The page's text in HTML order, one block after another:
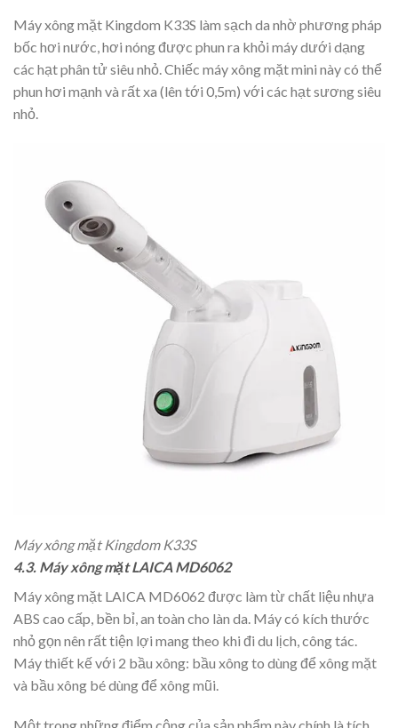
Máy xông mặt Kingdom K33S làm sạch da nhờ phương pháp
bốc hơi nước, hơi nóng được phun ra khỏi máy dưới dạng
các hạt phân tử siêu nhỏ. Chiếc máy xông mặt mini này có thể
phun hơi mạnh và rất xa (lên tới 0,5m) với các hạt sương siêu
nhỏ.
Máy xông mặt Kingdom K33S
4.3. Máy xông mặt LAICA MD6062
Máy xông mặt LAICA MD6062 được làm từ chất liệu nhựa
ABS cao cấp, bền bỉ, an toàn cho làn da. Máy có kích thước
nhỏ gọn nên rất tiện lợi mang theo khi đi du lịch, công tác.
Máy thiết kế với 2 bầu xông: bầu xông to dùng để xông mặt
và bầu xông bé dùng để xông mũi.